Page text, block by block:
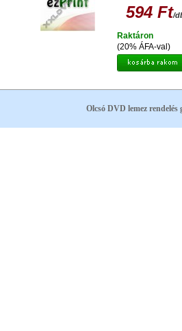
594 Ft/
(20% ÁFA-val)
Raktáron
Olcsó DVD lemez